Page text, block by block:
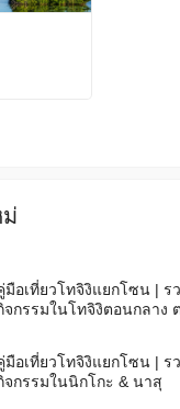
มือเที่ยวโทจิงิแยกโซน | ร
จกรรมในโทจิงิตอนกลาง
มือเที่ยวโทจิงิแยกโซน | ร
จกรรมในนิกโกะ & นาสุ